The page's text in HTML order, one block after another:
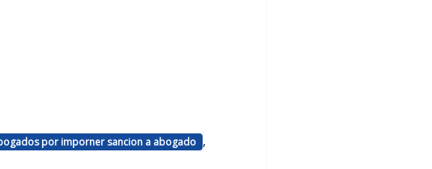
por imporner sancion a abogado ,